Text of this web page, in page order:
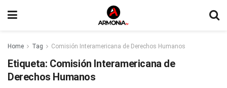
Home Tag Comisión Interamericana de Derechos Humanos
Etiqueta: Comisión Interamericana de
Derechos Humanos